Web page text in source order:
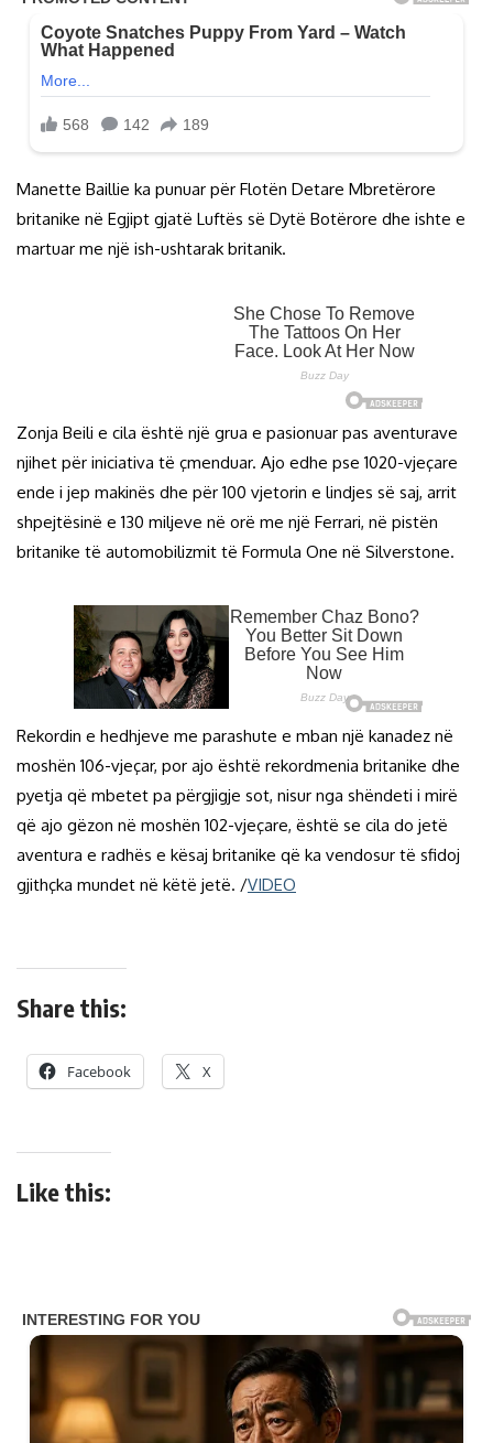
Manette Baillie ka punuar për Flotën Detare Mbretërore
britanike në Egjipt gjatë Luftës së Dytë Botërore dhe ishte e
martuar me një ish-ushtarak britanik.
Zonja Beili e cila është një grua e pasionuar pas aventurave
njihet për iniciativa të çmenduar. Ajo edhe pse 1020-vjeçare
ende i jep makinës dhe për 100 vjetorin e lindjes së saj, arrit
shpejtësinë e 130 miljeve në orë me një Ferrari, në pistën
britanike të automobilizmit të Formula One në Silverstone.
Rekordin e hedhjeve me parashute e mban një kanadez në
moshën 106-vjeçar, por ajo është rekordmenia britanike dhe
pyetja që mbetet pa përgjigje sot, nisur nga shëndeti i mirë
që ajo gëzon në moshën 102-vjeçare, është se cila do jetë
aventura e radhës e kësaj britanike që ka vendosur të sfidoj
gjithçka mundet në këtë jetë. /VIDEO
Share this:
Facebook X
Like this: